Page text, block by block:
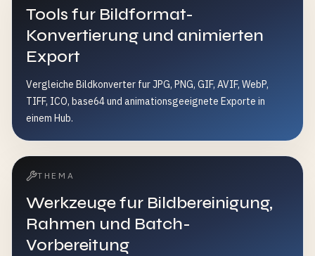
Tools fur Bildformat-
Konvertierung und animierten
Export
Vergleiche Bildkonverter fur JPG, PNG, GIF, AVIF, WebP,
TIFF, ICO, base64 und animationsgeeignete Exporte in
einem Hub.
THEMA
Werkzeuge fur Bildbereinigung,
Rahmen und Batch-
Vorbereitung